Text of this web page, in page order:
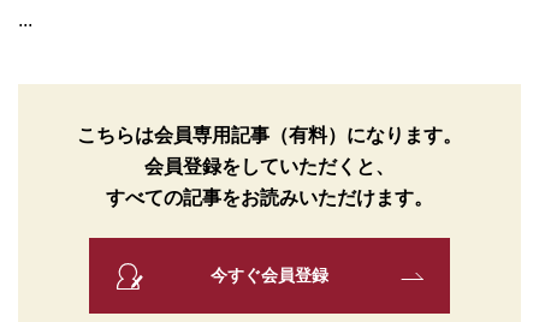
...
こちらは会員専用記事（有料）になります。
会員登録をしていただくと、
すべての記事をお読みいただけます。
今すぐ会員登録